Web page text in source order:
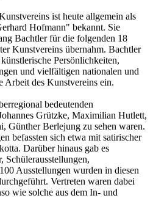
ist heute allgemein als
Hofmann" bekannt. Sie
Bachtler für die folgenden 18
Kunstvereins übernahm. Bachtler
Persönlichkeiten,
und vielfältigen nationalen und
Arbeit des Kunstvereins ein.
bedeutenden
Grützke, Maximilian Hutlett,
Günther Berlejung zu sehen waren.
befassten sich etwa mit satirischer
Darüber hinaus gab es
Schülerausstellungen,
Ausstellungen wurden in diesen
Vertreten waren dabei
wie solche aus dem In- und